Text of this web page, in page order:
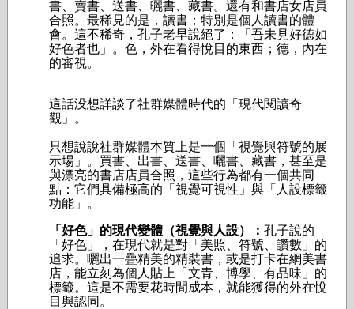
書、賣書、送書、曬書、藏書。還有和書店女店員
合照。最稀見的是，讀書；特別是個人讀書的體
會。這不稀奇，孔子老早說絕了：「吾未見好德如
好色者也」。色，外在看得悅目的東西；德，內在
的審視。
這話没想詳談了社群媒體時代的「現代閱讀奇
觀」。
只想說說社群媒體本質上是一個「視覺與符號的展
示場」。買書、出書、送書、曬書、藏書，甚至是
與漂亮的書店店員合照，這些行為都有一個共同
點：它們具備極高的「視覺可視性」與「人設標籤
功能」。
「好色」的現代變體（視覺與人設）： 孔子說的
「好色」，在現代就是對「美照、符號、讚數」的
追求。曬出一疊精美的精裝書，或是打卡在網美書
店，能立刻為個人貼上「文青、博學、有品味」的
標籤。這是不需要花時間成本，就能獲得的外在悅
目與認同。